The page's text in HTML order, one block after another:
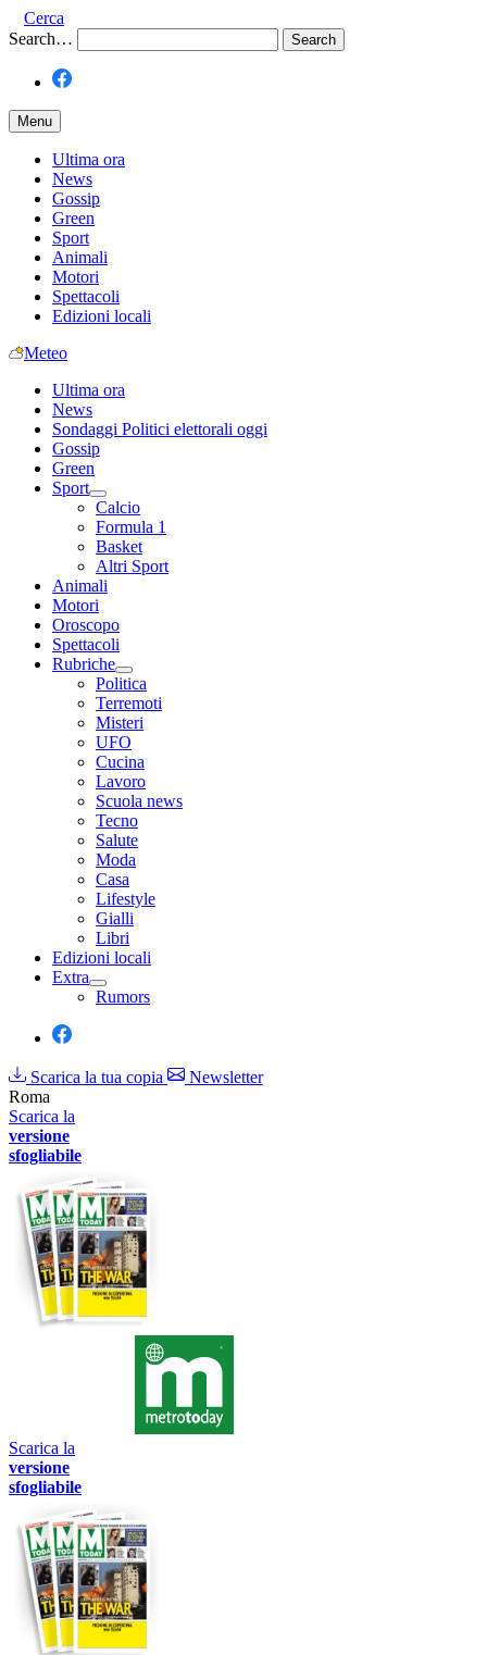
Cerca
Search…
Menu
Ultima ora
News
Gossip
Green
Sport
Animali
Motori
Spettacoli
Edizioni locali
Meteo
Ultima ora
News
Sondaggi Politici elettorali oggi
Gossip
Green
Sport
Calcio
Formula 1
Basket
Altri Sport
Animali
Motori
Oroscopo
Spettacoli
Rubriche
Politica
Terremoti
Misteri
UFO
Cucina
Lavoro
Scuola news
Tecno
Salute
Moda
Casa
Lifestyle
Gialli
Libri
Edizioni locali
Extra
Rumors
Scarica la tua copia
Newsletter
Roma
Scarica la
versione
sfogliabile
Scarica la
versione
sfogliabile